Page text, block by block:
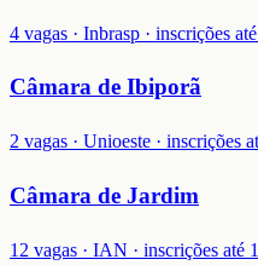
4 vagas · Inbrasp · inscrições
Câmara de Ibiporã
2 vagas · Unioeste · inscrições
Câmara de Jardim
12 vagas · IAN · inscrições até